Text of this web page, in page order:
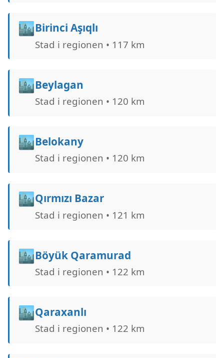
🏙️Birinci Aşıqlı
Stad i regionen • 117 km
🏙️Beylagan
Stad i regionen • 120 km
🏙️Belokany
Stad i regionen • 120 km
🏙️Qırmızı Bazar
Stad i regionen • 121 km
🏙️Böyük Qaramurad
Stad i regionen • 122 km
🏙️Qaraxanlı
Stad i regionen • 122 km